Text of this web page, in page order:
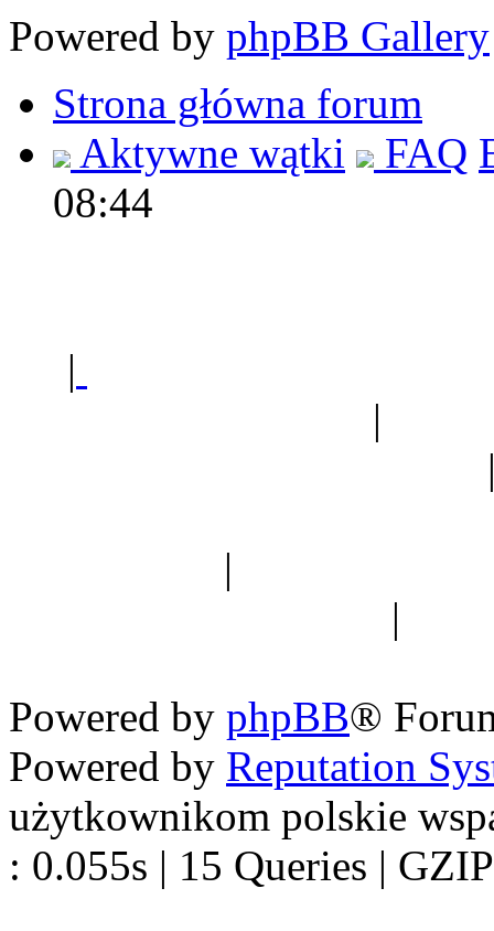
Powered by phpBB Gallery
Strona główna forum
Aktywne wątki
FAQ
08:44
|
|
|
|
Powered by phpBB®
Powered by Reputation
użytkownikom polskie
: 0.055s | 15 Queries |